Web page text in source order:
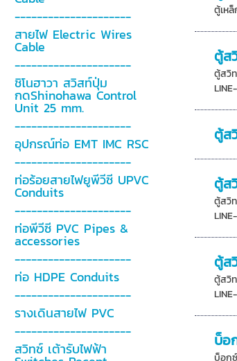
---------------------
สายไฟ Electric Wires
Cable
---------------------
ชิโนฮาวา สวิสท์ปุ่ม
กดShinohawa Control
Unit 25 mm.
---------------------
อุปกรณ์ท่อ EMT IMC RSC
---------------------
ท่อร้อยสายไฟยูพีวีซี UPVC
Conduits
---------------------
ท่อพีวีซี PVC Pipes &
accessories
---------------------
ท่อ HDPE Conduits
---------------------
รางเดินสายไฟ PVC
---------------------
สวิทซ์ เต้ารับไฟฟ้า
ตู้เห
ตู้ส
ตู้สวิ
ตู้ส
ตู้ส
ตู้สวิ
ตู้ส
ตู้สวิ
บ็อ
บ็อก